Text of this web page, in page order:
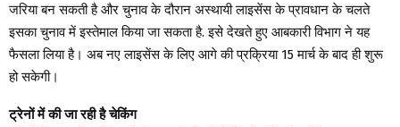
जरिया बन सकती है और चुनाव के दौरान अस्थायी लाइसेंस के प्रावधान के चलते
इसका चुनाव में इस्तेमाल किया जा सकता है. इसे देखते हुए आबकारी विभाग ने यह
फैसला लिया है। अब नए लाइसेंस के लिए आगे की प्रक्रिया 15 मार्च के बाद ही शुरू
हो सकेगी।
ट्रेनों में की जा रही है चेकिंग